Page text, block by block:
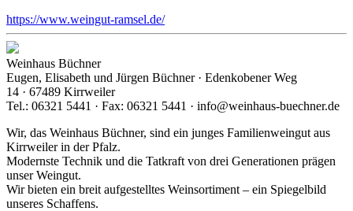
https://www.weingut-ramsel.de/
Weinhaus Büchner
Eugen, Elisabeth und Jürgen Büchner · Edenkobener Weg
14 · 67489 Kirrweiler
Tel.: 06321 5441 · Fax: 06321 5441 · info@weinhaus-buechner.de
Wir, das Weinhaus Büchner, sind ein junges Familienweingut aus
Kirrweiler in der Pfalz.
Modernste Technik und die Tatkraft von drei Generationen prägen
unser Weingut.
Wir bieten ein breit aufgestelltes Weinsortiment – ein Spiegelbild
unseres Schaffens.